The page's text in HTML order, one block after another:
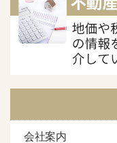
会社案内